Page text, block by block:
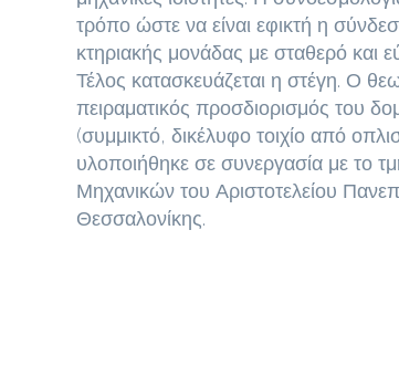
τρόπο ώστε να είναι εφικτή η
κτηριακής μονάδας με σταθερό και
Τέλος κατασκευάζεται η στέγη. Ο
πειραματικός προσδιορισμός του
(συμμικτό, δικέλυφο τοιχίο από
υλοποιήθηκε σε συνεργασία με το
Μηχανικών του Αριστοτελείου
Θεσσαλονίκης.